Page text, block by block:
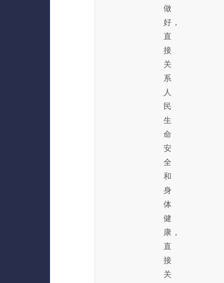
做
好，
直
接
关
系
人
民
生
命
安
全
和
身
体
健
康，
直
接
关